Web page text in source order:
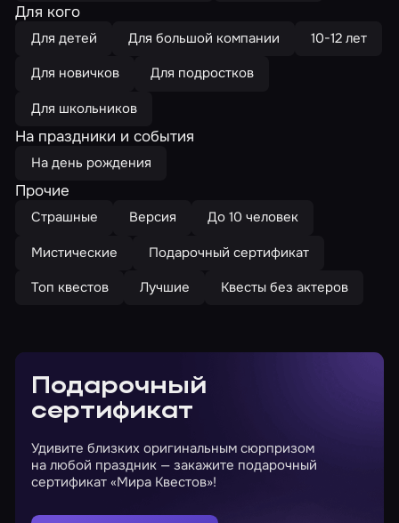
Для кого
Для детей Для большой компании
10-12 лет
Для новичков
Для подростков
Для школьников
На праздники и события
На день рождения
Прочие
Страшные Версия
До 10 человек
Мистические
Подарочный сертификат
Топ квестов
Лучшие Квесты без актеров
Подарочный
сертификат
Удивите близких оригинальным сюрпризом
на любой праздник — закажите подарочный
сертификат «Мира Квестов»!